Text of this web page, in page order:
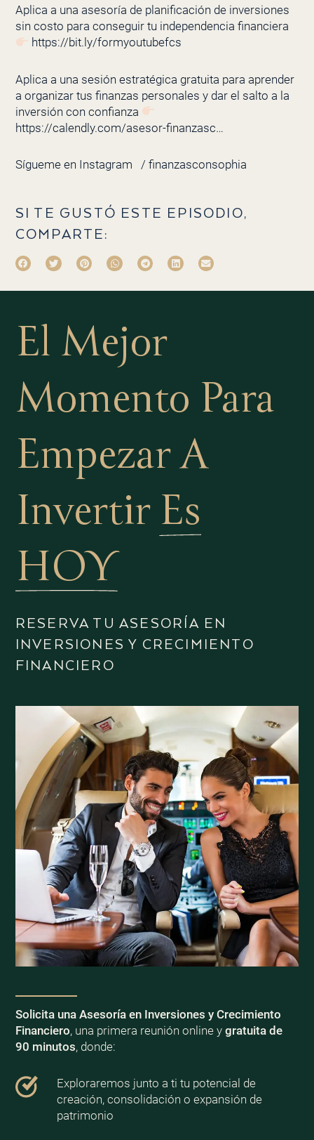
Aplica a una asesoría de planificación de inversiones
sin costo para conseguir tu independencia financiera
https://bit.ly/formyoutubefcs
Aplica a una sesión estratégica gratuita para aprender
a organizar tus finanzas personales y dar el salto a la
inversión con confianza
https://calendly.com/asesor-finanzasc…
Sígueme en Instagram / finanzasconsophia
SI TE GUSTÓ ESTE EPISODIO,
COMPARTE:
El Mejor
Momento Para
Empezar A
Invertir Es
HOY
RESERVA TU ASESORÍA EN
INVERSIONES Y CRECIMIENTO
FINANCIERO
Solicita una Asesoría en Inversiones y Crecimiento
Financiero, una primera reunión online y gratuita de
90 minutos, donde:
Exploraremos junto a ti tu potencial de
creación, consolidación o expansión de
patrimonio